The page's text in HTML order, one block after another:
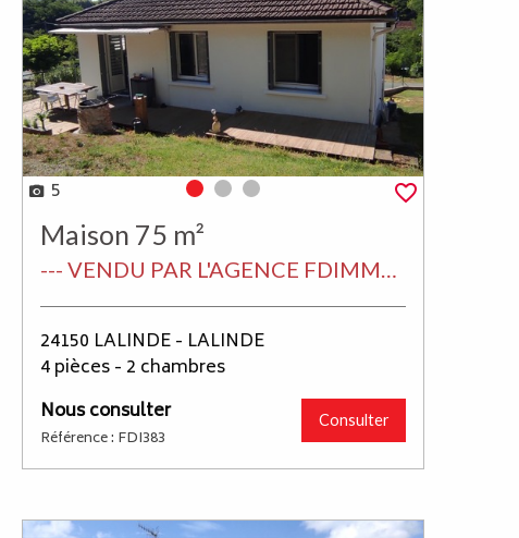
5 Photo 0
Photo 1Photo 2
Maison 75 m²
24150 LALINDE - LALINDE
4 pièces - 2 chambres
Nous consulter
Référence : FDI383
Consulter